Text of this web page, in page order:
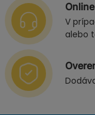
V
alebo